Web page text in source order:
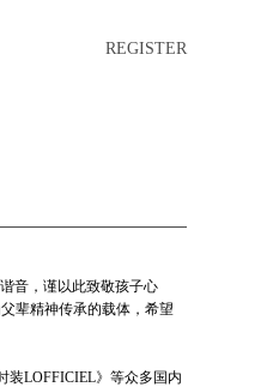
REGISTER
音，谨以此致敬孩子心
辈精神传承的载体，希望
装LOFFICIEL》等众多国内